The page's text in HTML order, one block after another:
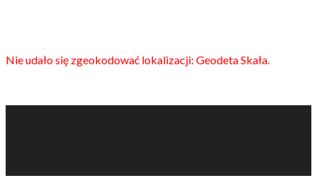
Nie udało się zgeokodować lokalizacji: Geodeta Skała.